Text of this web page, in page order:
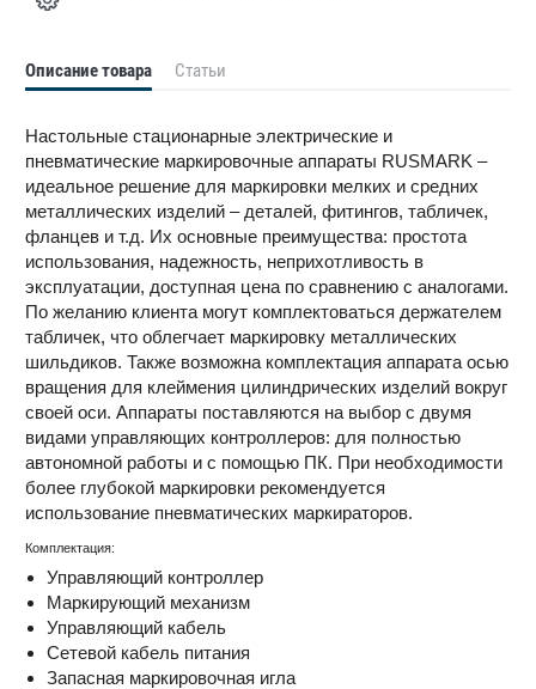
Описание товара Статьи
Настольные стационарные электрические и
пневматические маркировочные аппараты RUSMARK –
идеальное решение для маркировки мелких и средних
металлических изделий – деталей, фитингов, табличек,
фланцев и т.д. Их основные преимущества: простота
использования, надежность, неприхотливость в
эксплуатации, доступная цена по сравнению с аналогами.
По желанию клиента могут комплектоваться держателем
табличек, что облегчает маркировку металлических
шильдиков. Также возможна комплектация аппарата осью
вращения для клеймения цилиндрических изделий вокруг
своей оси. Аппараты поставляются на выбор с двумя
видами управляющих контроллеров: для полностью
автономной работы и с помощью ПК. При необходимости
более глубокой маркировки рекомендуется
использование пневматических маркираторов.
Комплектация:
Управляющий контроллер
Маркирующий механизм
Управляющий кабель
Сетевой кабель питания
Запасная маркировочная игла